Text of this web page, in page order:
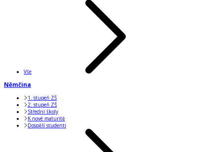
Vše
Němčina
1. stupeň ZŠ
2. stupeň ZŠ
Střední školy
K nové maturitě
Dospělí studenti